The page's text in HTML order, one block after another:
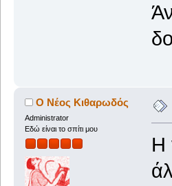
Ο Νέος Κιθαρωδός
Administrator
Εδώ είναι το σπίτι μου
Η